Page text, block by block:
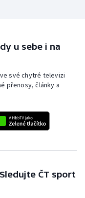
u sebe i na
ve své chytré televizi
přenosy, články a
ČT sport